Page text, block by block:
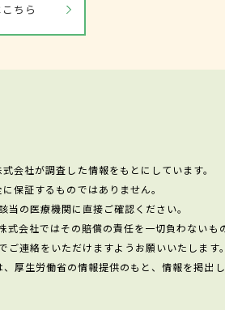
ちら
会社が調査した情報をもとにしています。
保証するものではありません。
の医療機関に直接ご確認ください。
会社ではその賠償の責任を一切負わないも
連絡をいただけますようお願いいたします。
厚生労働省の情報提供のもと、情報を掲出し